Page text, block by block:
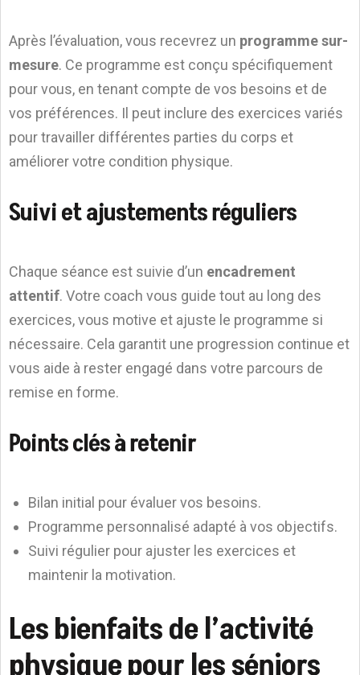
Après l’évaluation, vous recevrez un programme sur-
mesure. Ce programme est conçu spécifiquement
pour vous, en tenant compte de vos besoins et de
vos préférences. Il peut inclure des exercices variés
pour travailler différentes parties du corps et
améliorer votre condition physique.
Suivi et ajustements réguliers
Chaque séance est suivie d’un encadrement
attentif. Votre coach vous guide tout au long des
exercices, vous motive et ajuste le programme si
nécessaire. Cela garantit une progression continue et
vous aide à rester engagé dans votre parcours de
remise en forme.
Points clés à retenir
Bilan initial pour évaluer vos besoins.
Programme personnalisé adapté à vos objectifs.
Suivi régulier pour ajuster les exercices et
maintenir la motivation.
Les bienfaits de l’activité
physique pour les séniors